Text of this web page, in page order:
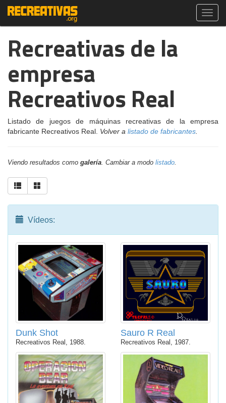
Recreativas de la
empresa
Recreativos Real
Listado de juegos de máquinas recreativas de la empresa
fabricante Recreativos Real. Volver a listado de fabricantes
Viendo resultados como galería. Cambiar a modo listado.
Vídeos:
Dunk Shot
Recreativos Real, 1988.
Sauro R Real
Recreativos Real, 1987.